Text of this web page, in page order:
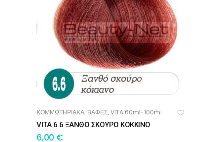
ΠΡΟΣΘΉΚΗ ΣΤΟ ΚΑΛΆΘΙ
ΚΟΜΜΩΤΗΡΙΑΚΑ, ΒΑΦΕΣ, VITA 60ml-100ml
VITA 6.6 ΞΑΝΘΟ ΣΚΟΥΡΟ ΚΟΚΚΙΝΟ
6,00 €